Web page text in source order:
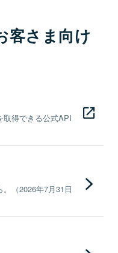
客さま向け
取得できる公式API
（2026年7月31日